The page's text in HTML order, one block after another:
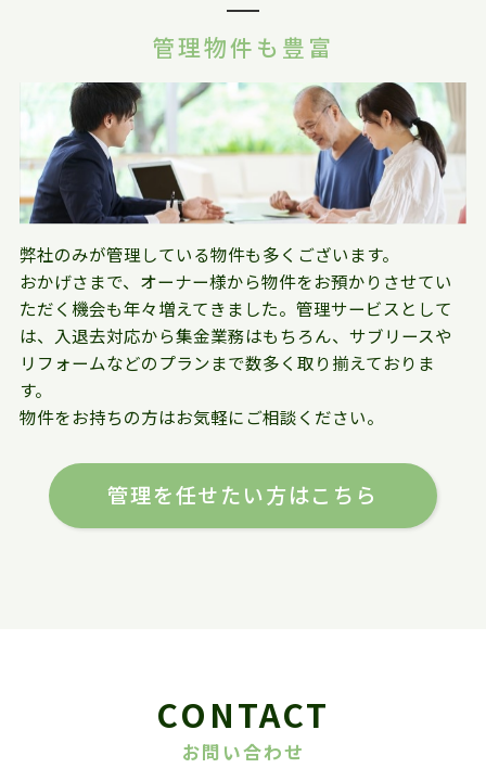
管理物件も豊富
弊社のみが管理している物件も多くございます。
おかげさまで、オーナー様から物件をお預かりさせてい
ただく機会も年々増えてきました。管理サービスとして
は、入退去対応から集金業務はもちろん、サブリースや
リフォームなどのプランまで数多く取り揃えておりま
す。
物件をお持ちの方はお気軽にご相談ください。
管理を任せたい方はこちら
CONTACT
お問い合わせ